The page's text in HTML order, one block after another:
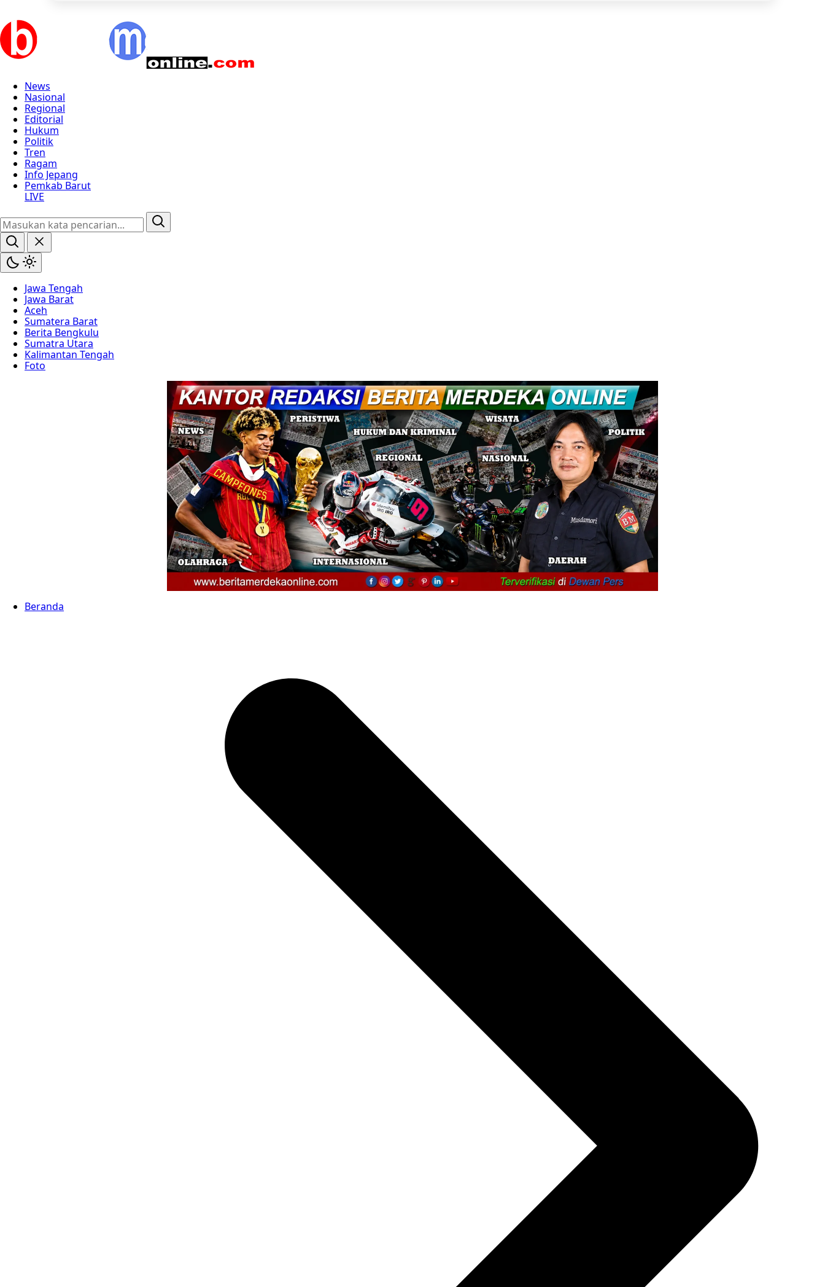
News
Nasional
Regional
Editorial
Hukum
Politik
Tren
Ragam
Info Jepang
Pemkab Barut
LIVE
Jawa Tengah
Jawa Barat
Aceh
Sumatera Barat
Berita Bengkulu
Sumatra Utara
Kalimantan Tengah
Foto
Beranda